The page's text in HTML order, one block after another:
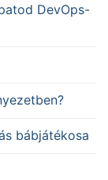
DevOps-
bábjátékosa